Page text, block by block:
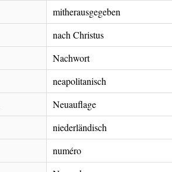
mitherausgegeben
nach Christus
Nachwort
neapolitanisch
Neuauflage
niederländisch
numéro